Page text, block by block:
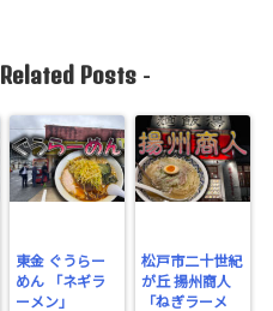
Related Posts-
東金 ぐうらー
めん 「ネギラ
ーメン」
松戸市二十世紀
が丘 揚州商人
「ねぎラーメ